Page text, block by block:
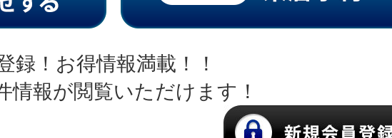
録！お得情報満載！！
情報が閲覧いただけます！